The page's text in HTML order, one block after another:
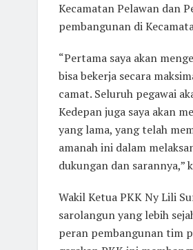
Kecamatan Pelawan dan
pembangunan di
“Pertama saya akan
bisa bekerja secara
camat. Seluruh pegawai
Kedepan juga saya akan
yang lama, yang telah
amanah ini dalam
dukungan dan sarannya,”
Wakil Ketua PKK Ny Lili
sarolangun yang lebih
peran pembangunan tim